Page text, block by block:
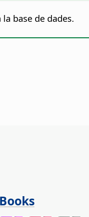
base de dades.